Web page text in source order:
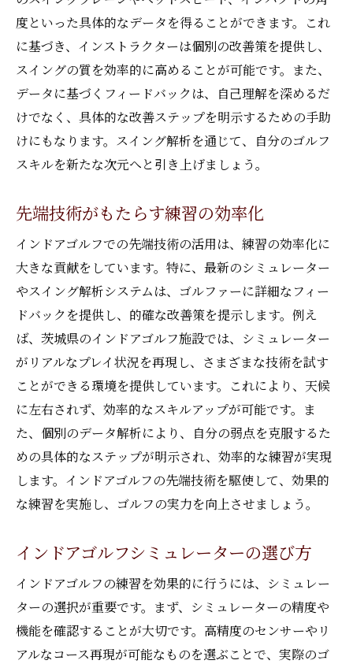
度といった具体的なデータを得ることができます。これ
に基づき、インストラクターは個別の改善策を提供し、
スイングの質を効率的に高めることが可能です。また、
データに基づくフィードバックは、自己理解を深めるだ
けでなく、具体的な改善ステップを明示するための手助
けにもなります。スイング解析を通じて、自分のゴルフ
スキルを新たな次元へと引き上げましょう。
先端技術がもたらす練習の効率化
インドアゴルフでの先端技術の活用は、練習の効率化に
大きな貢献をしています。特に、最新のシミュレーター
やスイング解析システムは、ゴルファーに詳細なフィー
ドバックを提供し、的確な改善策を提示します。例え
ば、茨城県のインドアゴルフ施設では、シミュレーター
がリアルなプレイ状況を再現し、さまざまな技術を試す
ことができる環境を提供しています。これにより、天候
に左右されず、効率的なスキルアップが可能です。ま
た、個別のデータ解析により、自分の弱点を克服するた
めの具体的なステップが明示され、効率的な練習が実現
します。インドアゴルフの先端技術を駆使して、効果的
な練習を実施し、ゴルフの実力を向上させましょう。
インドアゴルフシミュレーターの選び方
インドアゴルフの練習を効果的に行うには、シミュレー
ターの選択が重要です。まず、シミュレーターの精度や
機能を確認することが大切です。高精度のセンサーやリ
アルなコース再現が可能なものを選ぶことで、実際のゴ